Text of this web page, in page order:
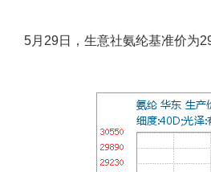
5月29日，生意社氨纶基准价为